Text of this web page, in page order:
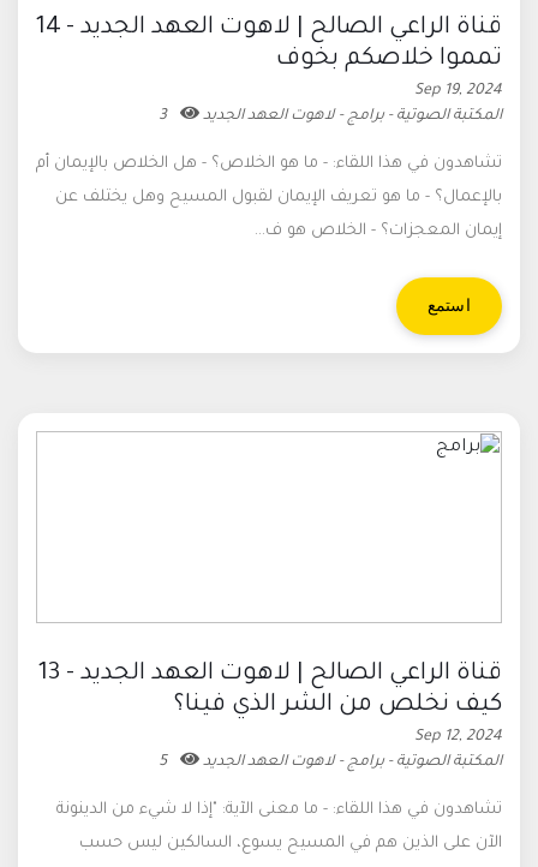
قناة الراعي الصالح | لاهوت العهد الجديد - 14
تمموا خلاصكم بخوف
Sep 19, 2024
المكتبة الصوتية - برامج - لاهوت العهد الجديد
3
تشاهدون في هذا اللقاء: - ما هو الخلاص؟ - هل الخلاص بالإيمان أم
بالإعمال؟ - ما هو تعريف الإيمان لقبول المسيح وهل يختلف عن
إيمان المعجزات؟ - الخلاص هو ف...
استمع
قناة الراعي الصالح | لاهوت العهد الجديد - 13
كيف نخلص من الشر الذي فينا؟
Sep 12, 2024
المكتبة الصوتية - برامج - لاهوت العهد الجديد
5
تشاهدون في هذا اللقاء: - ما معنى الآية: "إذا لا شيء من الدينونة
الآن على الذين هم في المسيح يسوع، السالكين ليس حسب